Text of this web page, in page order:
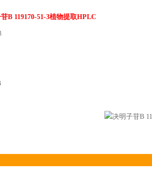
B 119170-51-3植物提取HPLC